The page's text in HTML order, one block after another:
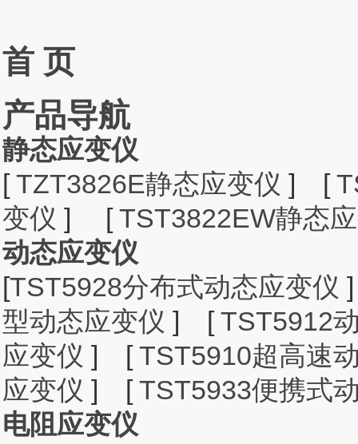
首 页
产品导航
静态应变仪
[TZT3826E静态应变仪 ] [
变仪 ] [TST3822EW静态
动态应变仪
[TST5928分布式动态应变仪 ]
型动态应变仪 ] [TST5912
应变仪 ] [TST5910超高速
应变仪 ] [TST5933便携式
电阻应变仪